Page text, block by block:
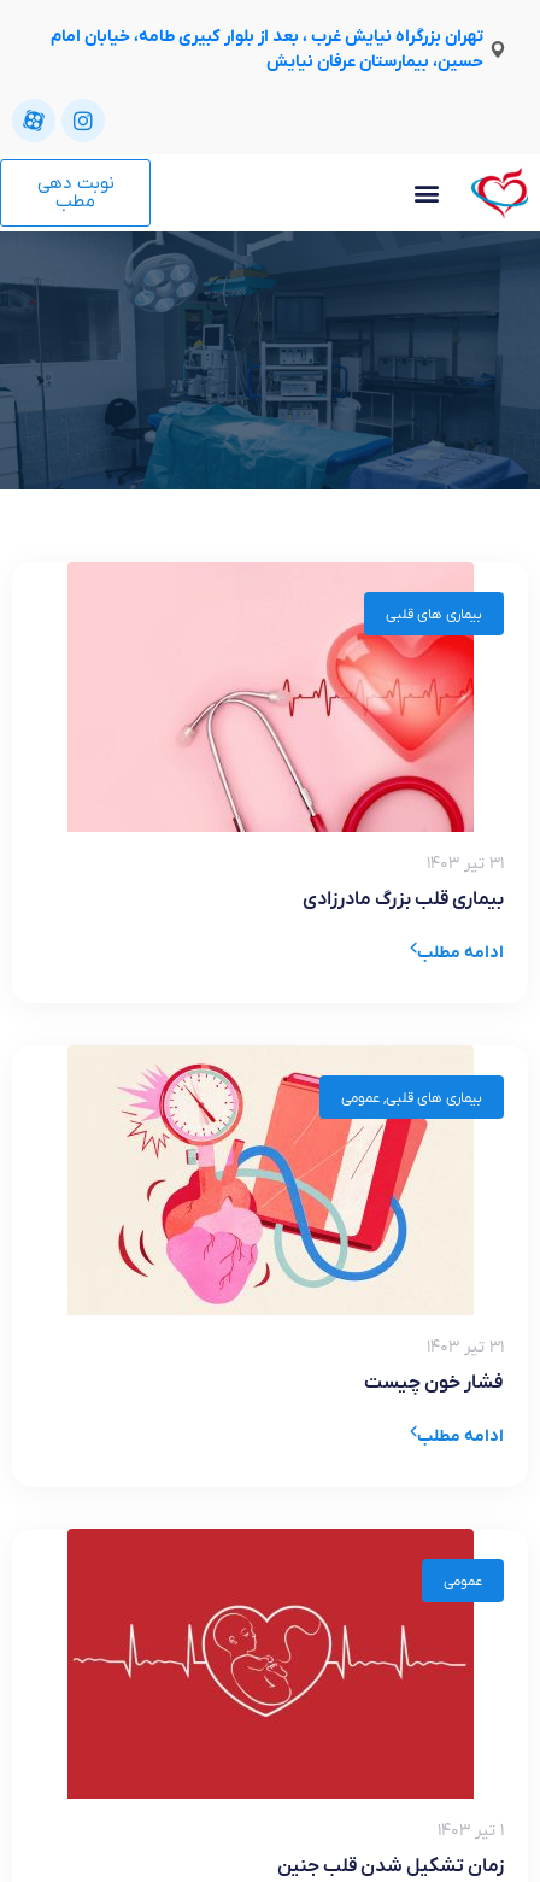
تهران بزرگراه نیایش غرب ، بعد از بلوار کبیری طامه، خیابان امام
حسین، بیمارستان عرفان نیایش
نوبت دهی
مطب
بیماری های قلبی
۳۱ تیر ۱۴۰۳
بیماری قلب بزرگ مادرزادی
ادامه مطلب
بیماری های قلبی,عمومی
۳۱ تیر ۱۴۰۳
فشار خون چیست
ادامه مطلب
عمومی
۱ تیر ۱۴۰۳
زمان تشکیل شدن قلب جنین